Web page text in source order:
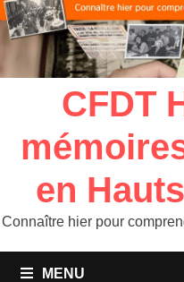
CFDT
en
Connaître hier pour
MENU